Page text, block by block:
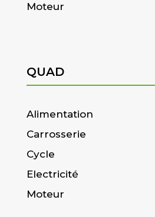
Moteur
QUAD
Alimentation
Carrosserie
Cycle
Electricité
Moteur